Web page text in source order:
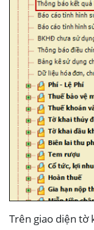
Trên giao diện tờ